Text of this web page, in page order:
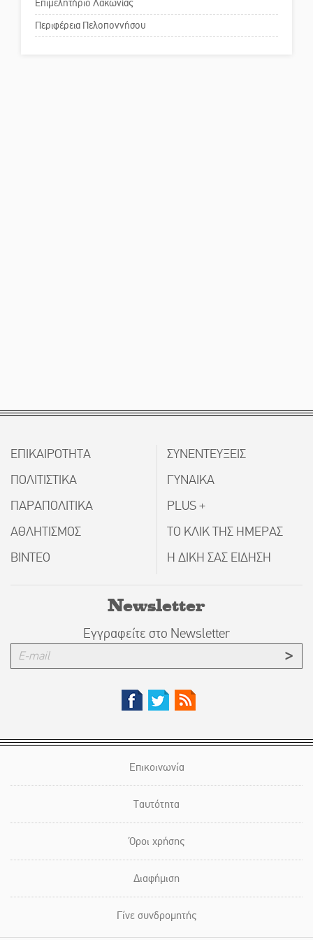
κοινωνικής αναισθησίας
Επιμελητήριο Λακωνίας
Περιφέρεια Πελοποννήσου
ΕΠΙΚΑΙΡΟΤΗΤΑ
ΠΟΛΙΤΙΣΤΙΚΑ
ΠΑΡΑΠΟΛΙΤΙΚΑ
ΑΘΛΗΤΙΣΜΟΣ
ΒΙΝΤΕΟ
ΣΥΝΕΝΤΕΥΞΕΙΣ
ΓΥΝΑΙΚΑ
PLUS +
ΤΟ ΚΛΙΚ ΤΗΣ ΗΜΕΡΑΣ
Η ΔΙΚΗ ΣΑΣ ΕΙΔΗΣΗ
Newsletter
Εγγραφείτε στο Newsletter
Επικοινωνία
Ταυτότητα
Όροι χρήσης
Διαφήμιση
Γίνε συνδρομητής